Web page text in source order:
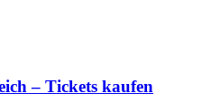
– Tickets kaufen